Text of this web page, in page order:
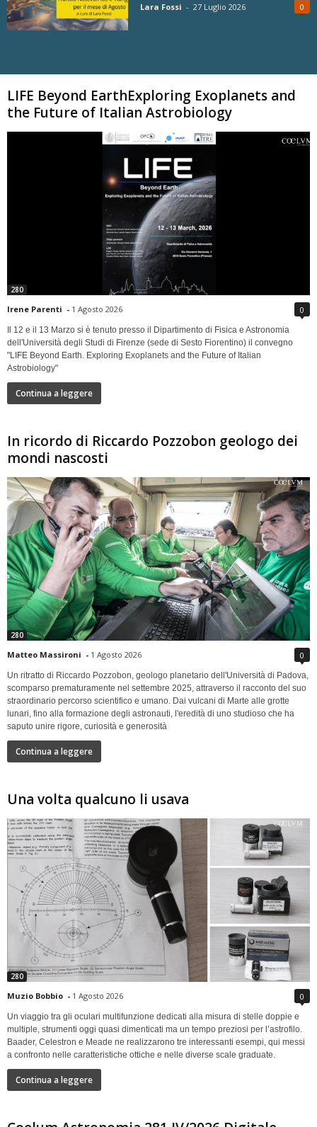
Lara Fossi - 27 Luglio 2026 0
LIFE Beyond EarthExploring Exoplanets and
the Future of Italian Astrobiology
280
Irene Parenti - 1 Agosto 2026 0
Il 12 e il 13 Marzo si è tenuto presso il Dipartimento di Fisica e Astronomia
dell'Università degli Studi di Firenze (sede di Sesto Fiorentino) il convegno
"LIFE Beyond Earth. Exploring Exoplanets and the Future of Italian
Astrobiology"
Continua a leggere
In ricordo di Riccardo Pozzobon geologo dei
mondi nascosti
280
Matteo Massironi - 1 Agosto 2026 0
Un ritratto di Riccardo Pozzobon, geologo planetario dell'Università di Padova,
scomparso prematuramente nel settembre 2025, attraverso il racconto del suo
straordinario percorso scientifico e umano. Dai vulcani di Marte alle grotte
lunari, fino alla formazione degli astronauti, l'eredità di uno studioso che ha
saputo unire rigore, curiosità e generosità
Continua a leggere
Una volta qualcuno li usava
280
Muzio Bobbio - 1 Agosto 2026 0
Un viaggio tra gli oculari multifunzione dedicati alla misura di stelle doppie e
multiple, strumenti oggi quasi dimenticati ma un tempo preziosi per l’astrofilo.
Baader, Celestron e Meade ne realizzarono tre interessanti esempi, qui messi
a confronto nelle caratteristiche ottiche e nelle diverse scale graduate.
Continua a leggere